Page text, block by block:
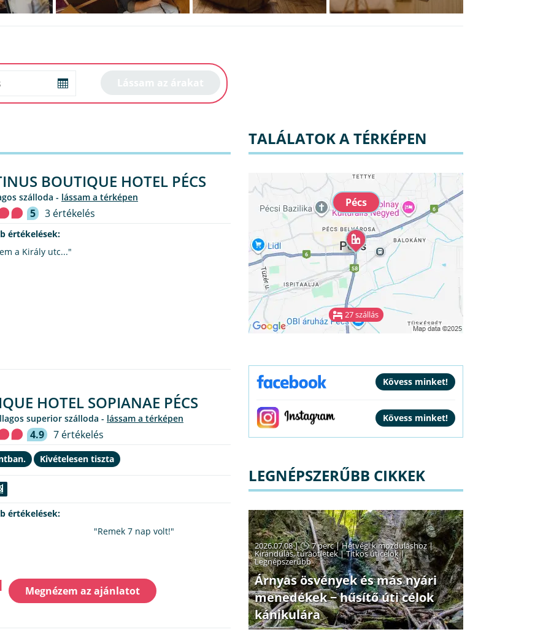
BOUTIQUE HOTEL PÉCS
szálloda - lássam a térképen
5 3 értékelés
értékelések:
a Király utc..."
HOTEL SOPIANAE PÉCS
superior szálloda - lássam a térképen
4.9 7 értékelés
Kivételesen tiszta
értékelések:
"Remek 7 nap volt!"
Megnézem az ajánlatot
TALÁLATOK A TÉRKÉPEN
Pécs
27 szállás
LEGNÉPSZERŰBB CIKKEK
2026.07.08 | 7 perc|Hétvégi kimozduláshoz|
Kirándulás, túraötletek|Titkos úticélok|
Legnépszerűbb
Árnyas ösvények és más nyári
menedékek − hűsítő úti célok
kánikulára